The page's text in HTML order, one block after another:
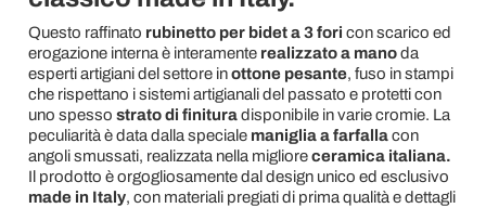
Questo raffinato rubinetto per bidet a 3 fori con scarico ed
erogazione interna è interamente realizzato a manoda
esperti artigiani del settore inottone pesante, fuso in stampi
che rispettano i sistemi artigianali del passato e protetti con
uno spesso strato di finituradisponibile in varie cromie. La
peculiarità è data dalla specialemaniglia a farfallacon
angoli smussati, realizzata nella miglioreceramica italiana.
Il prodotto è orgogliosamente dal design unico ed esclusivo
made in Italy, con materiali pregiati di prima qualità e dettagli